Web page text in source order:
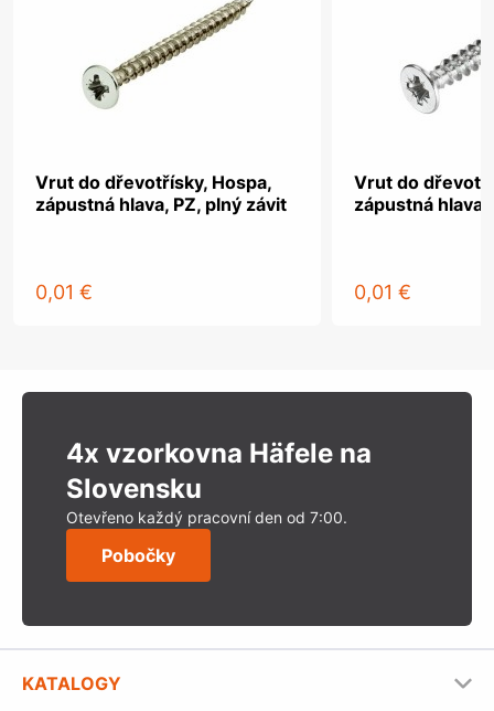
Vrut do dřevotřísky, Hospa,
zápustná hlava, PZ, plný závit
0,01 €
Vrut do
zápustná hlava,
0,01 €
4x vzorkovna Häfele na
Slovensku
Otevřeno každý pracovní den od 7:00.
Pobočky
KATALOGY